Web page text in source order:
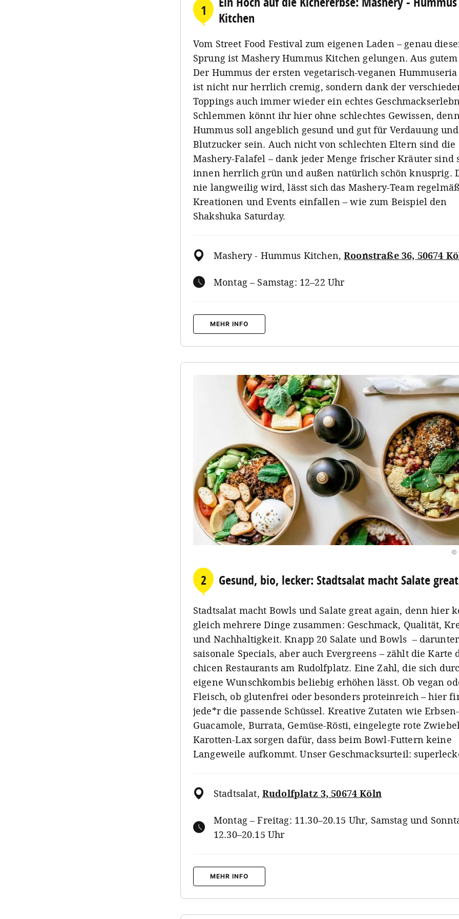
1
Kitchen
Vom Street Food Festival zum eigenen Laden – genau
Sprung ist Mashery Hummus Kitchen gelungen. Aus
Der Hummus der ersten vegetarisch-veganen
ist nicht nur herrlich cremig, sondern dank der
Toppings auch immer wieder ein echtes
Schlemmen könnt ihr hier ohne schlechtes Gewissen,
Hummus soll angeblich gesund und gut für Verdauung und
Blutzucker sein. Auch nicht von schlechten Eltern sind die
Mashery-Falafel – dank jeder Menge frischer Kräuter sind
innen herrlich grün und außen natürlich schön knusprig.
nie langweilig wird, lässt sich das Mashery-Team
Kreationen und Events einfallen – wie zum Beispiel den
Shakshuka Saturday.
Mashery - Hummus Kitchen,Roonstraße 36, 50674
Montag – Samstag: 12–22 Uhr
MEHR INFO
©
2 Gesund, bio, lecker: Stadtsalat macht Salate
Stadtsalat macht Bowls und Salate great again, denn hier
gleich mehrere Dinge zusammen: Geschmack, Qualität,
und Nachhaltigkeit. Knapp 20 Salate und Bowls – darunter
saisonale Specials, aber auch Evergreens – zählt die Karte
chicen Restaurants am Rudolfplatz. Eine Zahl, die sich
eigene Wunschkombis beliebig erhöhen lässt. Ob vegan
Fleisch, ob glutenfrei oder besonders proteinreich – hier
jede*r die passende Schüssel. Kreative Zutaten wie Erbsen-
Guacamole, Burrata, Gemüse-Rösti, eingelegte rote
Karotten-Lax sorgen dafür, dass beim Bowl-Futtern keine
Langeweile aufkommt. Unser Geschmacksurteil:
Stadtsalat, Rudolfplatz 3, 50674 Köln
Montag – Freitag: 11.30–20.15 Uhr, Samstag und
12.30–20.15 Uhr
MEHR INFO